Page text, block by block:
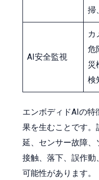
掃
AI安全監視
カ
危
災
検
エンボディドAIの特
果を生むことです。
延、センサー故障、
接触、落下、誤作動
可能性があります。